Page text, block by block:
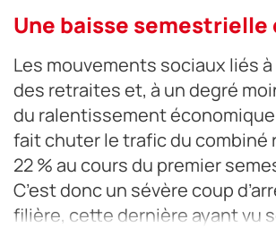
Une baisse semestrielle
Les mouvements sociaux liés
des retraites et, à un degré
du ralentissement
fait chuter le trafic du combiné
22 % au cours du premier
C’est donc un sévère coup
filière, cette dernière ayant vu